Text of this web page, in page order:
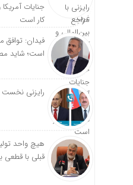
جنایات
کار است
است؛ شاید
رایزنی نخست
هیچ واحد
قبلی با قطعی